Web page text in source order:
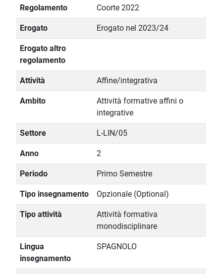
Regolamento Coorte 2022
Erogato Erogato nel 2023/24
Erogato altro
regolamento
Attività Affine/integrativa
Ambito
Attività formative affini o
integrative
Settore L-LIN/05
Anno 2
Periodo Primo Semestre
Tipo insegnamento Opzionale (Optional)
Tipo attività
Attività formativa
monodisciplinare
Lingua
insegnamento
SPAGNOLO